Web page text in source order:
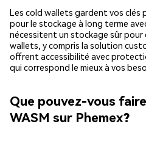
Les cold wallets gardent vos clés
pour le stockage à long terme
nécessitent un stockage sûr pour
wallets, y compris la solution
offrent accessibilité avec
qui correspond le mieux à vos
Que pouvez-vous
WASM sur Phemex?